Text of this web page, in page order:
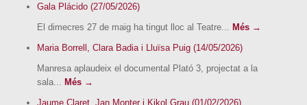
Gala Plácido (27/05/2026)
El dimecres 27 de maig ha tingut lloc al Teatre...
Més →
Maria Borrell, Clara Badia i Lluïsa Puig (14/05/2026)
Manresa aplaudeix el documental Plató 3, projectat a la
sala...
Més →
Jaume Claret, Jan Monter i Kikol Grau (01/02/2026)